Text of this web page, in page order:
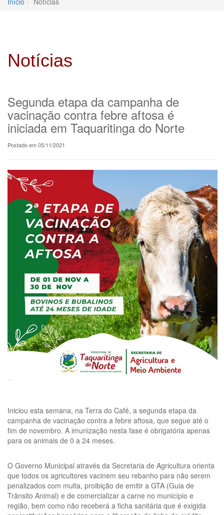
Notícias
Segunda etapa da campanha de
vacinação contra febre aftosa é
iniciada em Taquaritinga do Norte
Postado em 05/11/2021
Iniciou esta semana, na Terra do Café, a segunda etapa da
campanha de vacinação contra a febre aftosa, que segue até o
fim de novembro. A imunização nesta fase é obrigatória apenas
para os animais de 0 a 24 meses.
O Governo Municipal através da Secretaria de Agricultura orienta
que todos os agricultores vacinem seu rebanho para não serem
penalizados com multa, proibição de emitir a GTA (Guia de
Trânsito Animal) e de comercializar a carne no município e
região, bem como não receberá a ficha sanitária que é exigida